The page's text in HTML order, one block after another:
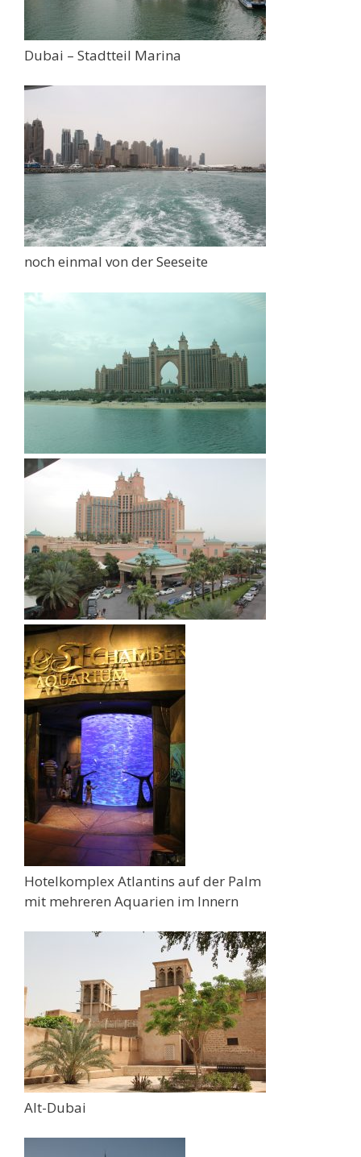
Dubai – Stadtteil Marina
noch einmal von der Seeseite
Hotelkomplex Atlantins auf der Palm
mit mehreren Aquarien im Innern
Alt-Dubai